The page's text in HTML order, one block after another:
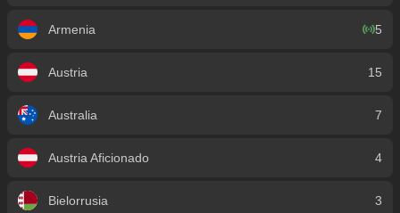
Armenia 5
Austria 15
Australia 7
Austria Aficionado 4
Bielorrusia 3